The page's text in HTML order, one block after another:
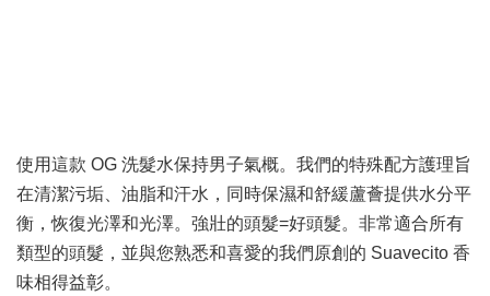
使用這款 OG 洗髮水保持男子氣概。我們的特殊配方護理旨
在清潔污垢、油脂和汗水，同時保濕和舒緩蘆薈提供水分平
衡，恢復光澤和光澤。強壯的頭髮=好頭髮。非常適合所有
類型的頭髮，並與您熟悉和喜愛的我們原創的 Suavecito 香
味相得益彰。